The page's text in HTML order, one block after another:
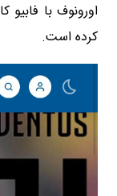
اورونوف با فابیو
کرده است.